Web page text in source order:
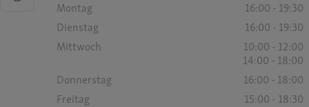
Montag
16:00 - 19:30
Dienstag
16:00 - 19:30
Mittwoch
10:00 - 12:00
14:00 - 18:00
Donnerstag
16:00 - 18:00
Freitag
15:00 - 18:30